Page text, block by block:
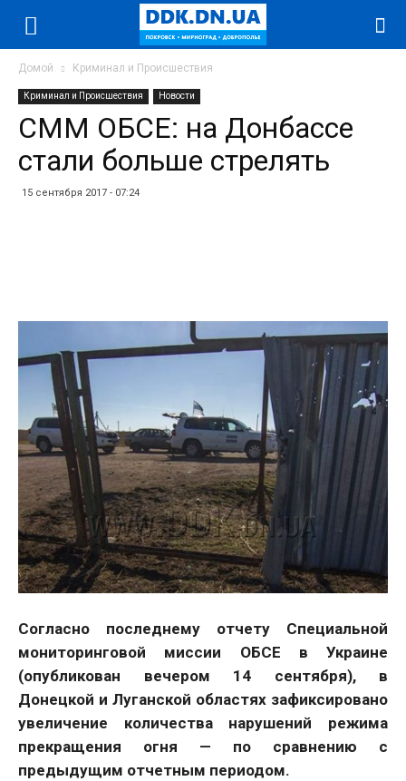
Домой Криминал и Происшествия
Криминал и Происшествия Новости
СММ ОБСЕ: на Донбассе
стали больше стрелять
15 сентября 2017 - 07:24
Согласно последнему отчету Специальной
мониторинговой миссии ОБСЕ в Украине
(опубликован вечером 14 сентября), в
Донецкой и Луганской областях зафиксировано
увеличение количества нарушений режима
прекращения огня — по сравнению с
предыдущим отчетным периодом.